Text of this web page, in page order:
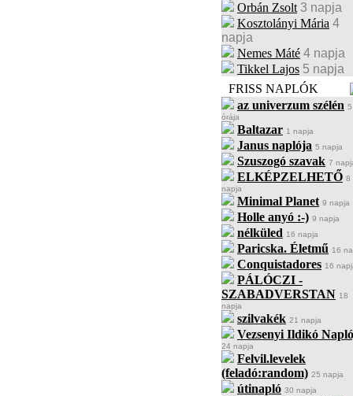
Orbán Zsolt 3 napja
Kosztolányi Mária 4
napja
Nemes Máté 4 napja
Tikkel Lajos 5 napja
FRISS NAPLÓK
az univerzum szélén 5
órája
Baltazar 1 napja
Janus naplója 5 napja
Szuszogó szavak 7
ELKÉPZELHETŐ 8
napja
Minimal Planet 9 napja
Holle anyó :-) 9 napja
nélküled 16 napja
Paricska. Életmű 16
Conquistadores 16
PÁLÓCZI -
SZABADVERSTAN 18
napja
szilvakék 21 napja
Vezsenyi Ildikó
24 napja
Felvil.levelek
(feladó:random) 25 napja
útinapló 30 napja